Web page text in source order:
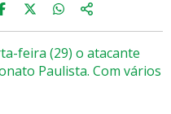
feira (29) o atacante
Paulista. Com vários